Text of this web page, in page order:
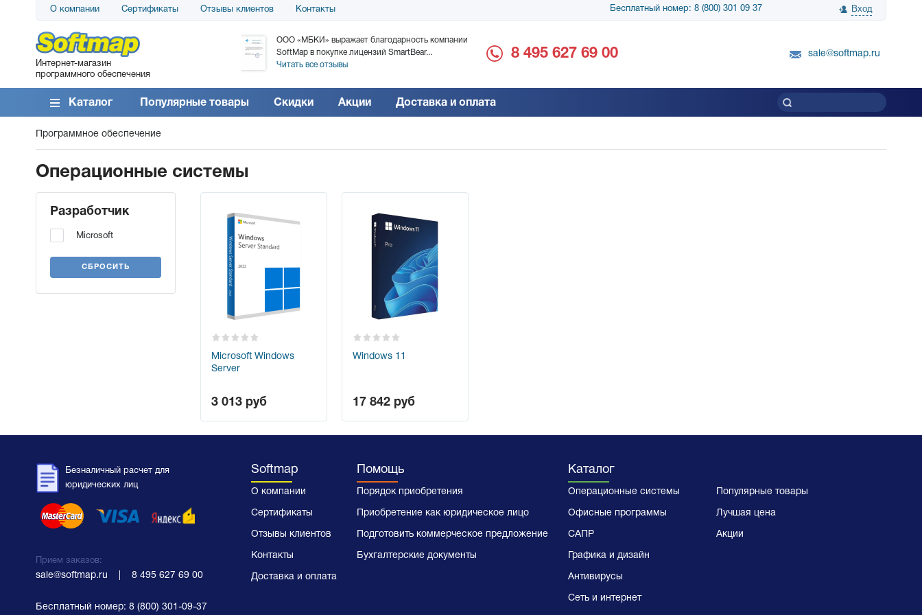
О компании Сертификаты Отзывы клиентов Контакты Бесплатный номер: 8 (800) 301 09 37 Вход
Интернет-магазин
программного обеспечения
АО «АТС» благодарит компанию SoftMap за
поставку программного обеспечения SolarWinds
DameWare...
Читать все отзывы
ООО «МБКИ» выражает благодарность компании
SoftMap в покупке лицензий SmartBear...
Читать все отзывы
благодарность за поставку SnapGene...
благодарность SoftMap за помощь в
8 495 627 69 00 sale@softmap.ru
Каталог Популярные товары Скидки Акции Доставка и оплата
Программное обеспечение
Операционные системы
Разработчик
Microsoft
СБРОСИТЬ
Microsoft Windows
Server
3 013 руб
Windows 11
17 842 руб
Безналичный расчет для
юридических лиц
Прием заказов:
sale@softmap.ru 8 495 627 69 00
Бесплатный номер: 8 (800) 301-09-37
Softmap
О компании
Сертификаты
Отзывы клиентов
Контакты
Доставка и оплата
Помощь
Порядок приобретения
Приобретение как юридическое лицо
Подготовить коммерческое предложение
Бухгалтерские документы
Каталог
Операционные системы
Офисные программы
САПР
Графика и дизайн
Антивирусы
Сеть и интернет
Популярные товары
Лучшая цена
Акции